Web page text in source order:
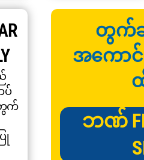
ပ်
က်
တွက်ချ
အကောင်
ဘဏ်